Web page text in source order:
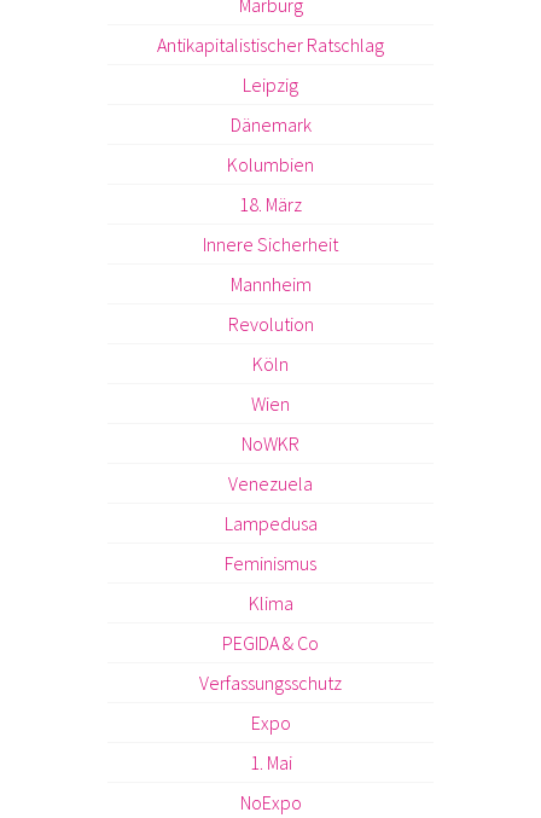
Marburg
Antikapitalistischer Ratschlag
Leipzig
Dänemark
Kolumbien
18. März
Innere Sicherheit
Mannheim
Revolution
Köln
Wien
NoWKR
Venezuela
Lampedusa
Feminismus
Klima
PEGIDA & Co
Verfassungsschutz
Expo
1. Mai
NoExpo